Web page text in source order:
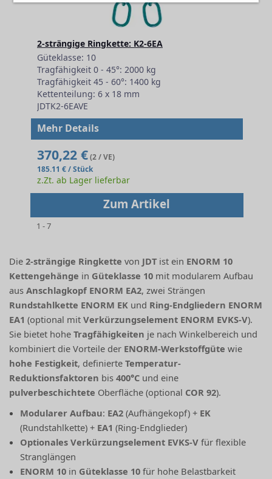
2-strängige Ringkette: K2-6EA
Güteklasse: 10
Tragfähigkeit 0 - 45°: 2000 kg
Tragfähigkeit 45 - 60°: 1400 kg
Kettenteilung: 6 x 18 mm
JDTK2-6EAVE
Mehr Details
370,22 €(2 / VE)
185.11 € / Stück
z.Zt. ab Lager lieferbar
Zum Artikel
1 - 7
Die2-strängige Ringkette von JDT ist ein ENORM 10
Kettengehänge in Güteklasse 10 mit modularem Aufbau
ausAnschlagkopf ENORM EA2, zwei Strängen
Rundstahlkette ENORM EK und Ring-Endgliedern ENORM
EA1 (optional mitVerkürzungselement ENORM EVKS-V).
Sie bietet hoheTragfähigkeiten je nach Winkelbereich und
kombiniert die Vorteile der ENORM-Werkstoffgüte wie
hohe Festigkeit, definierteTemperatur-
Reduktionsfaktoren bis400°C und eine
pulverbeschichtete Oberfläche (optional COR 92).
Modularer Aufbau: EA2 (Aufhängekopf) + EK
(Rundstahlkette) + EA1 (Ring-Endglieder)
Optionales Verkürzungselement EVKS-V für flexible
Stranglängen
ENORM 10 in Güteklasse 10 für hohe Belastbarkeit